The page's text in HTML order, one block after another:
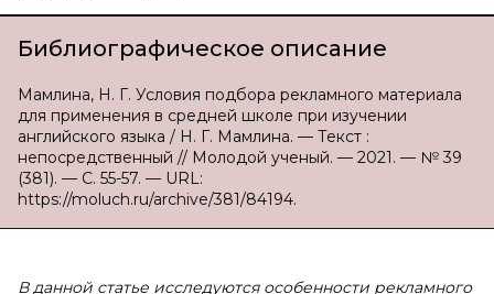
Библиографическое описание
Мамлина, Н. Г. Условия подбора рекламного материала
для применения в средней школе при изучении
английского языка / Н. Г. Мамлина. — Текст :
непосредственный // Молодой ученый. — 2021. — № 39
(381). — С. 55-57. — URL:
https://moluch.ru/archive/381/84194.
В данной статье исследуются особенности рекламного